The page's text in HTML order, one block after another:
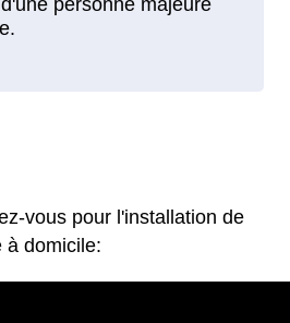
vous pour l'installation de
à domicile: